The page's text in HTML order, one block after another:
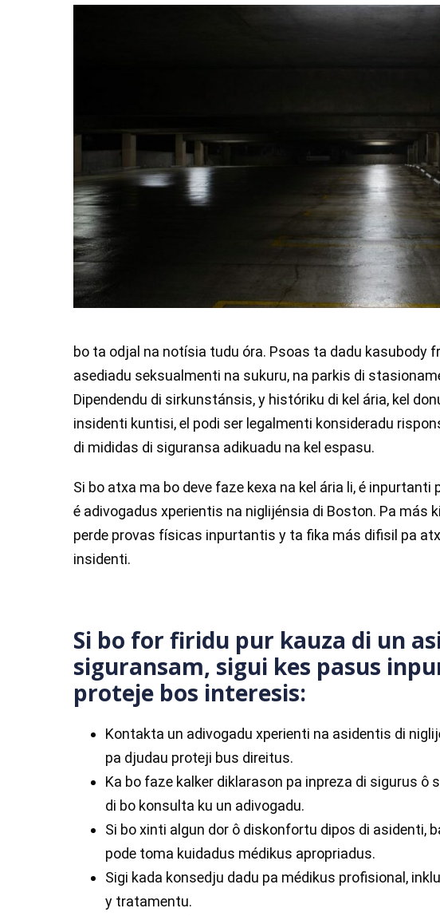
bo ta odjal na notísia tudu óra. Psoas ta dadu kasubody
asediadu seksualmenti na sukuru, na parkis di
Dipendendu di sirkunstánsis, y históriku di kel ária, kel
insidenti kuntisi, el podi ser legalmenti konsideradu
di mididas di siguransa adikuadu na kel espasu.
Si bo atxa ma bo deve faze kexa na kel ária li, é
é adivogadus xperientis na niglijénsia di Boston. Pa más
perde provas físicas inpurtantis y ta fika más difisil pa
insidenti.
Si bo for firidu pur kauza di un
siguransam, sigui kes pasus
proteje bos interesis:
Kontakta un adivogadu xperienti na asidentis di
pa djudau proteji bus direitus.
Ka bo faze kalker diklarason pa inpreza di sigurus ô
di bo konsulta ku un adivogadu.
Si bo xinti algun dor ô diskonfortu dipos di asidenti,
pode toma kuidadus médikus apropriadus.
Sigi kada konsedju dadu pa médikus profisional,
y tratamentu.